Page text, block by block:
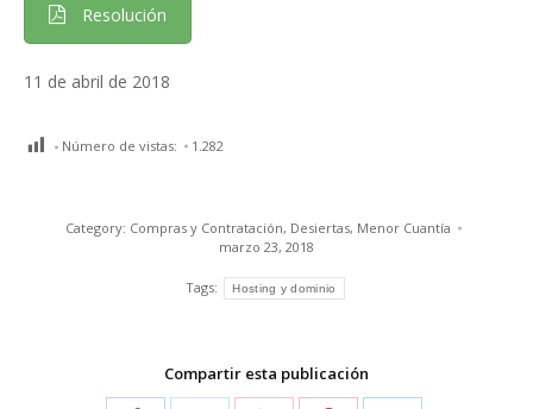
Resolución
11 de abril de 2018
Número de vistas: 1.282
Category: Compras y Contratación, Desiertas, Menor Cuantía
marzo 23, 2018
Tags: Hosting y dominio
Compartir esta publicación